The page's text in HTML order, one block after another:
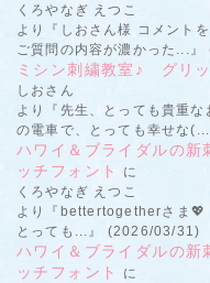
くろやなぎ えつこ
より『しおさん様 コメント
ご質問の内容が濃かった...
ミシン刺繍教室♪ グリ
しおさん
より『先生、とっても貴重
の電車で、とっても幸せな
ハワイ＆ブライダルの
ッチフォント
に
くろやなぎ えつこ
より『bettertogetherさま💖
とっても...』 (2026/03/31)
ハワイ＆ブライダルの
ッチフォント
に